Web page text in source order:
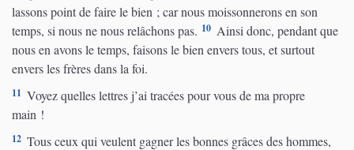
lassons point de faire le bien ; car nous moissonnerons en son
temps, si nous ne nous relâchons pas. 10 Ainsi donc, pendant que
nous en avons le temps, faisons le bien envers tous, et surtout
envers les frères dans la foi.
11 Voyez quelles lettres j’ai tracées pour vous de ma propre
main !
12 Tous ceux qui veulent gagner les bonnes grâces des hommes,